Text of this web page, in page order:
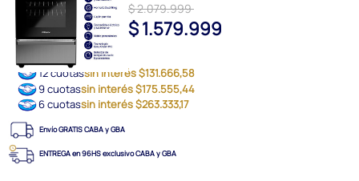
$ 2.079.999
$ 1.579.999
12 cuotassin interés $131.666,58
9 cuotassin interés $175.555,44
6 cuotassin interés $263.333,17
Envío GRATIS CABA y GBA
ENTREGA en 96HS exclusivo CABA y GBA